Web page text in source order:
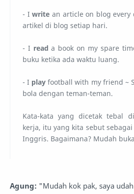
- Iwrite an article on blog every
artikel di blog setiap hari.
- I read a book on my spare
buku ketika ada waktu luang.
- I play football with my friend ~
bola dengan teman-teman.
Kata-kata yang dicetak tebal
kerja, itu yang kita sebut
Inggris. Bagaimana? Mudah
Agung: "Mudah kok pak, saya